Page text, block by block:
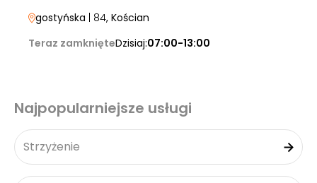
gostyńska | 84, Kościan
Teraz zamknięteDzisiaj:07:00-13:00
Najpopularniejsze usługi
Strzyżenie